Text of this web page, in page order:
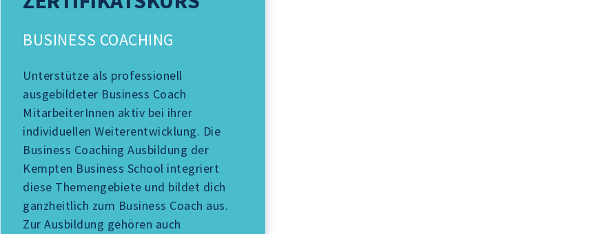
BUSINESS COACHING
Unterstütze als professionell
ausgebildeter Business Coach
MitarbeiterInnen aktiv bei ihrer
individuellen Weiterentwicklung. Die
Business Coaching Ausbildung der
Kempten Business School integriert
diese Themengebiete und bildet dich
ganzheitlich zum Business Coach aus.
Zur Ausbildung gehören auch